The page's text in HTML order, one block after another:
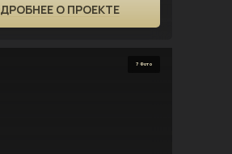
О ПРОЕКТЕ
7 Фото